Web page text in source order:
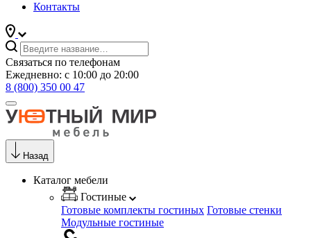
Контакты
Связаться по телефонам
Ежедневно: с 10:00 до 20:00
8 (800) 350 00 47
Назад
Каталог мебели
Гостиные
Готовые комплекты гостиных Готовые стенки
Модульные гостиные